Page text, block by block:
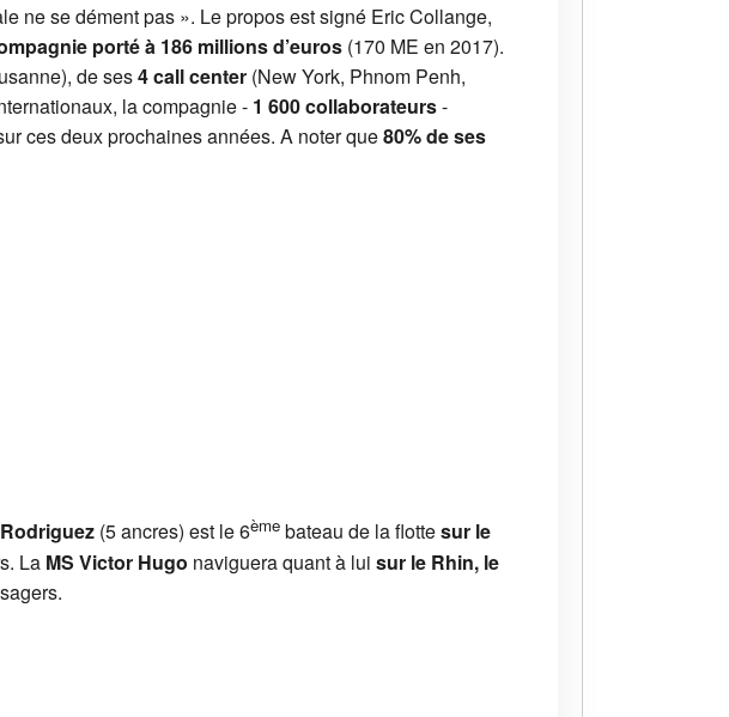
ne se dément pas ». Le propos est signé Eric Collange,
porté à 186 millions d’euros (170 ME en 2017).
de ses4 call center (New York, Phnom Penh,
la compagnie - 1 600 collaborateurs-
ces deux prochaines années. A noter que80% de ses
(5 ancres) est le 6ème bateau de la flottesur le
La MS Victor Hugo naviguera quant à lui sur le Rhin, le